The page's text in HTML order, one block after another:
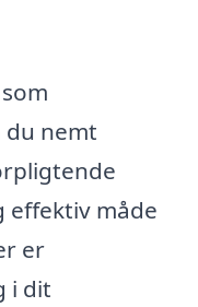
nemt
effektiv måde
er
i dit